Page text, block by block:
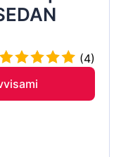
(4)